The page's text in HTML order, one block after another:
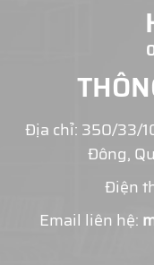
Địa chỉ: 350/33/
Đông,
Điện
Email liên hệ: